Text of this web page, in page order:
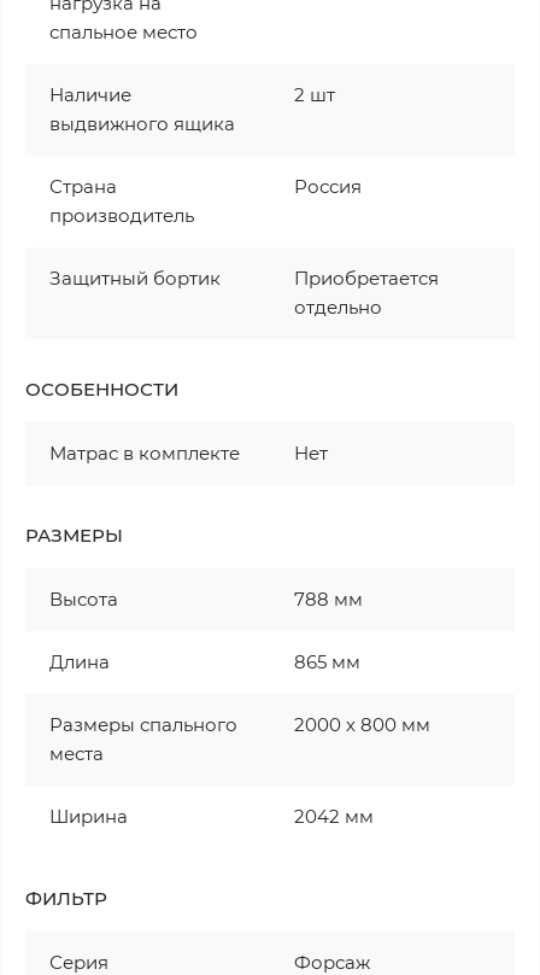
спальное место
Наличие
выдвижного ящика
2 шт
Страна
производитель
Россия
Защитный бортик
Приобретается
отдельно
ОСОБЕННОСТИ
Матрас в комплекте Нет
РАЗМЕРЫ
Высота 788 мм
Длина 865 мм
Размеры спального
места
2000 х 800 мм
Ширина 2042 мм
ФИЛЬТР
Серия Форсаж